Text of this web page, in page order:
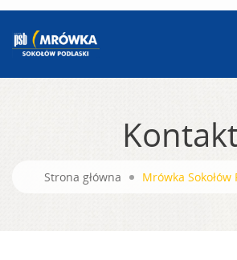
Strona główna Mrówka Sokołów